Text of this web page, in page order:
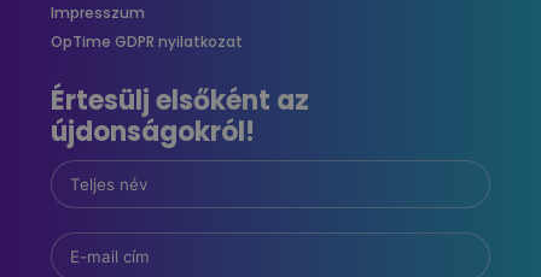
Impresszum
OpTime GDPR nyilatkozat
Értesülj elsőként az
újdonságokról!